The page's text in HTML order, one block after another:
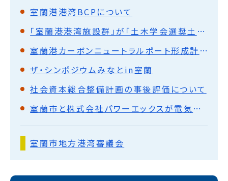
室蘭港港湾BCPについて
「室蘭港港湾施設群」が「土木学会選奨土木遺産」に認定
室蘭港カーボンニュートラルポート形成計画
ザ・シンポジウムみなとin室蘭
社会資本総合整備計画の事後評価について
室蘭市と株式会社パワーエックスが電気運搬船及び蓄電池の開発及びその利活用による室蘭港のカーボンニュートラル形成及び地域の振興に向けた包括連携協定を締結
室蘭市地方港湾審議会